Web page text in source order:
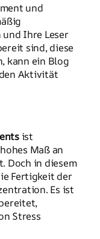
und
Ihre Leser
sind, diese
kann ein Blog
Aktivität
ist
Maß an
Doch in diesem
Fertigkeit der
Es ist
Stress